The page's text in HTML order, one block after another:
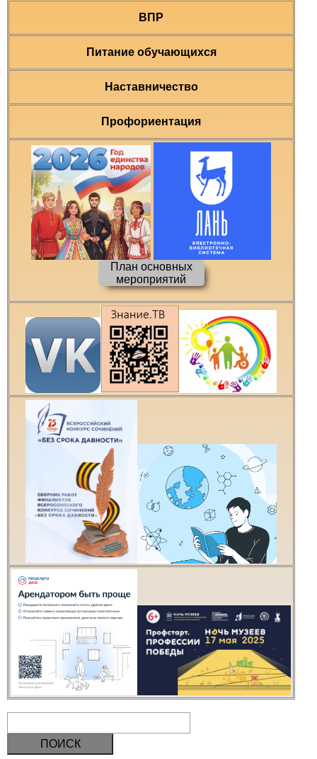
ВПР
Питание обучающихся
Наставничество
Профориентация
План основных
мероприятий